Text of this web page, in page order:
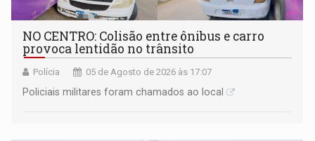
NO CENTRO: Colisão entre ônibus e carro
provoca lentidão no trânsito
Polícia 05 de Agosto de 2026 às 17:07
Policiais militares foram chamados ao local